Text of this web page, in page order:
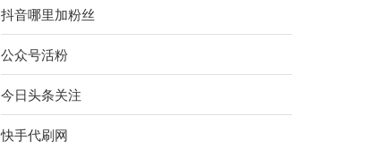
抖音哪里加粉丝
公众号活粉
今日头条关注
快手代刷网